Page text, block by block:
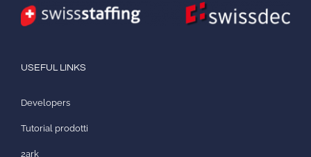
USEFUL LINKS
Developers
Tutorial prodotti
2ark